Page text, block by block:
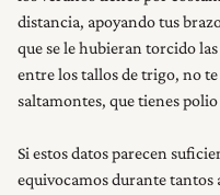
distancia, apoyando tus
que se le hubieran torcido
entre los tallos de trigo, no
saltamontes, que tienes
Si estos datos parecen
equivocamos durante tantos